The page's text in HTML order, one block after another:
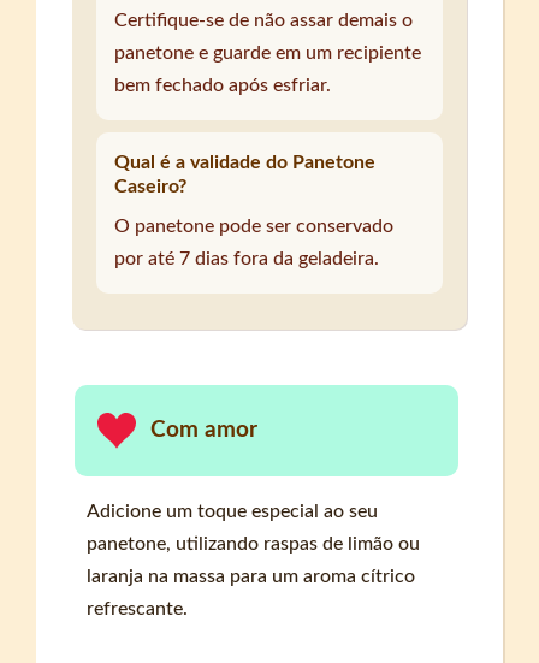
Certifique-se de não assar demais o
panetone e guarde em um recipiente
bem fechado após esfriar.
Qual é a validade do Panetone
Caseiro?
O panetone pode ser conservado
por até 7 dias fora da geladeira.
Com amor
Adicione um toque especial ao seu
panetone, utilizando raspas de limão ou
laranja na massa para um aroma cítrico
refrescante.